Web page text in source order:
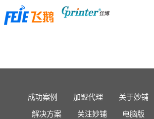
成功案例 加盟代理 关于妙铺
解决方案
关注妙铺 电脑版